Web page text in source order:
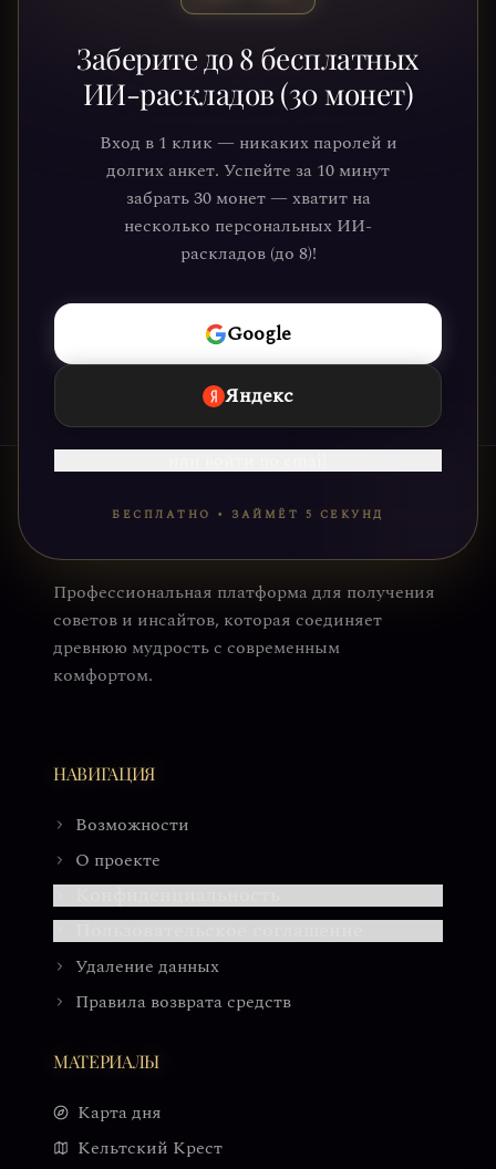
Заберите до 8 бесплатных
ИИ-раскладов (30 монет)
Вход в 1 клик — никаких паролей и
долгих анкет. Успейте за 10 минут
забрать 30 монет — хватит на
несколько персональных ИИ-
раскладов (до 8)!
Google
Яндекс
БЕСПЛАТНО • ЗАЙМЁТ 5 СЕКУНД
Готовы узнать свой
путь?
Присоединяйтесь к тысячам людей,
которые обрели ясность и понимание
через нашу платформу. Ваше
путешествие к себе уже ждёт.
НАЧАТЬ
Профессиональная платформа для получения
советов и инсайтов, которая соединяет
древнюю мудрость с современным
комфортом.
НАВИГАЦИЯ
Возможности
О проекте
Удаление данных
Правила возврата средств
МАТЕРИАЛЫ
Карта дня
Кельтский Крест